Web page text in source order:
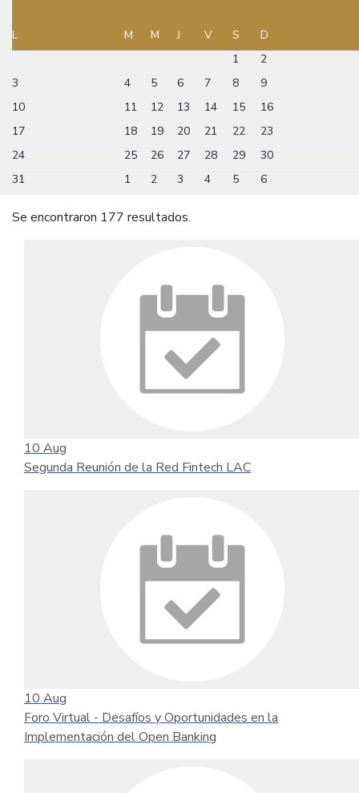
L M M J V S
D
1
2
3
4 5 6 7 8
9
10
11 12 13 14 15
16
17
18 19 20 21 22
23
24
25 26 27 28 29
30
31
1 2 3 4 5 6
Se encontraron 177 resultados.
10 Aug
Segunda Reunión de la Red Fintech LAC
10 Aug
Foro Virtual - Desafíos y Oportunidades en la
Implementación del Open Banking